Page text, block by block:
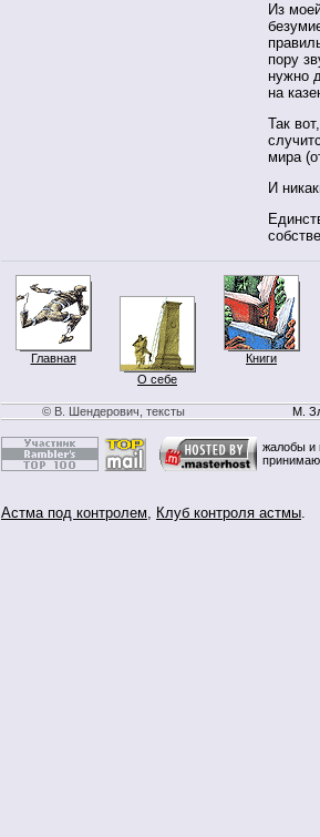
Из
пору
нужно
на
Так
мира
И
Главная
О себе
Книги
© В. Шендерович, тексты М.
жалобы и
Астма под контролем, Клуб контроля астмы.